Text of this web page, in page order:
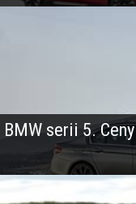
BMW serii 5. Ceny